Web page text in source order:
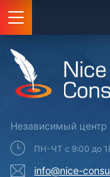
Независимый центр
ПН-ЧТ с 9:00 до
info@nice-